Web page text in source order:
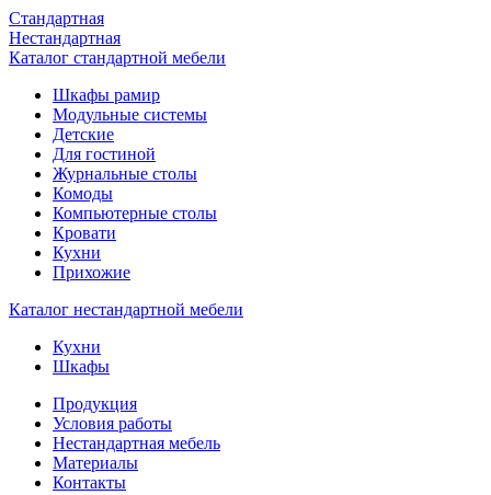
Стандартная
Нестандартная
Каталог стандартной мебели
Шкафы рамир
Модульные системы
Детские
Для гостиной
Журнальные столы
Комоды
Компьютерные столы
Кровати
Кухни
Прихожие
Каталог нестандартной мебели
Кухни
Шкафы
Продукция
Условия работы
Нестандартная мебель
Материалы
Контакты